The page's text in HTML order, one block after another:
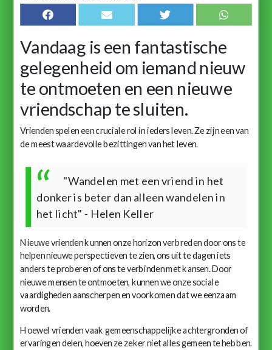
Vandaag is een fantastische
gelegenheid om iemand nieuw
te ontmoeten en een nieuwe
vriendschap te sluiten.
Vrienden spelen een cruciale rol in ieders leven. Ze zijn een van
de meest waardevolle bezittingen van het leven.
"Wandelen met een vriend in het
donker is beter dan alleen wandelen in
het licht" - Helen Keller
Nieuwe vrienden kunnen onze horizon verbreden door ons te
helpen nieuwe perspectieven te zien, ons uit te dagen iets
anders te proberen of ons te verbinden met kansen. Door
nieuwe mensen te ontmoeten, kunnen we onze sociale
vaardigheden aanscherpen en voorkomen dat we eenzaam
worden.
Hoewel vrienden vaak gemeenschappelijke achtergronden of
ervaringen delen, hoeven ze zeker niet alles gemeen te hebben.